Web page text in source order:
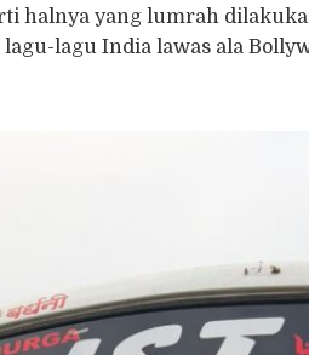
halnya yang lumrah
lagu India lawas ala